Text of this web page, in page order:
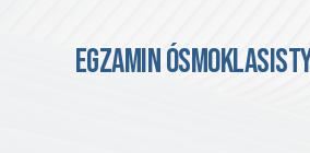
EGZAMIN